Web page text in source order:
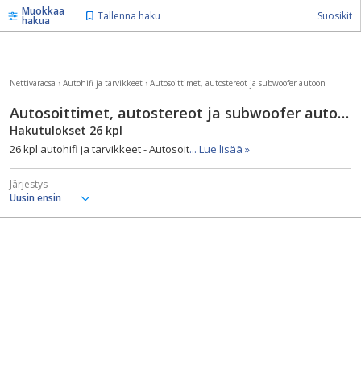
Muokkaa
hakua Tallenna haku Suosikit
Nettivaraosa › Autohifi ja tarvikkeet › Autosoittimet, autostereot ja subwoofer autoon
Autosoittimet, autostereot ja subwoofer autoon - Autohifi ja tarvikkeet
Hakutulokset 26 kpl
26 kpl autohifi ja tarvikkeet - Autosoit... Lue lisää »
Järjestys